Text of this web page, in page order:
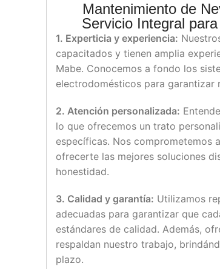
Mantenimiento de
Servicio Integral
1. Experticia y experiencia:
capacitados y tienen amplia
Mabe. Conocemos a fondo los
electrodomésticos para garantizar
2. Atención personalizada:
lo que ofrecemos un trato
específicas. Nos comprometemos
ofrecerte las mejores soluciones
honestidad.
3. Calidad y garantía: Utilizamos
adecuadas para garantizar que
estándares de calidad. Además,
respaldan nuestro trabajo,
plazo.